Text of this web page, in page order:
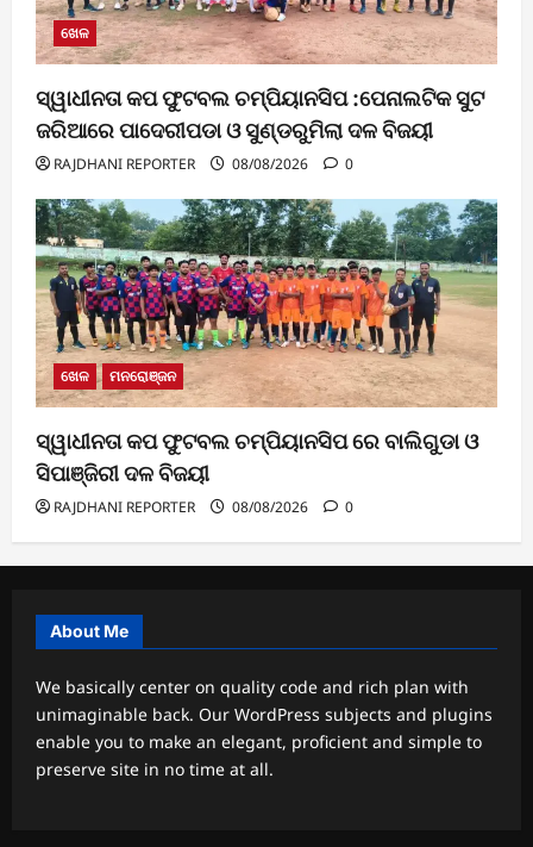
ଖେଳ
ସ୍ୱାଧୀନତା କପ ଫୁଟବଲ ଚମ୍ପିୟାନସିପ :ପେନାଲଟିକ ସୁଟ
ଜରିଆରେ ପାଦେରୀପଡା ଓ ସୁଣ୍ଡରୁମିଲା ଦଳ ବିଜୟୀ
RAJDHANI REPORTER 08/08/2026 0
ଖେଳ ମନରୋଞ୍ଜନ
ସ୍ୱାଧୀନତା କପ ଫୁଟବଲ ଚମ୍ପିୟାନସିପ ରେ ବାଲିଗୁଡା ଓ
ସିପାଞ୍ଜିରୀ ଦଳ ବିଜୟୀ
RAJDHANI REPORTER 08/08/2026 0
About Me
We basically center on quality code and rich plan with
unimaginable back. Our WordPress subjects and plugins
enable you to make an elegant, proficient and simple to
preserve site in no time at all.